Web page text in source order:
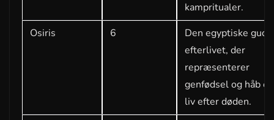
kampritualer.
Osiris
6
Den egyptiske gud
efterlivet, der
repræsenterer
genfødsel og håb
liv efter døden.